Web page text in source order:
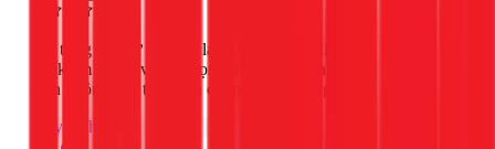
Tôi từng gặp sự cố máy lạnh không vào điện,
thợ kiểm tra kỹ và sửa gọn, không thay linh
kiện không cần thiết nên chi phí nhẹ nhàng.
Máy lạnh